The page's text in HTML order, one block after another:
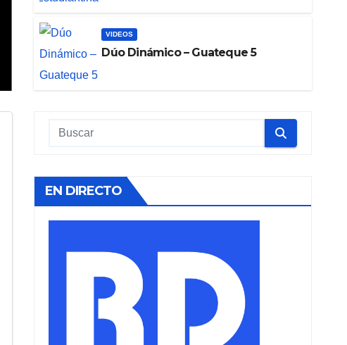
DICTADURA PURA Y DURA
ABRIL 24, 2025
VIDEOS
Dúo Dinámico – Guateque 5
EN DIRECTO